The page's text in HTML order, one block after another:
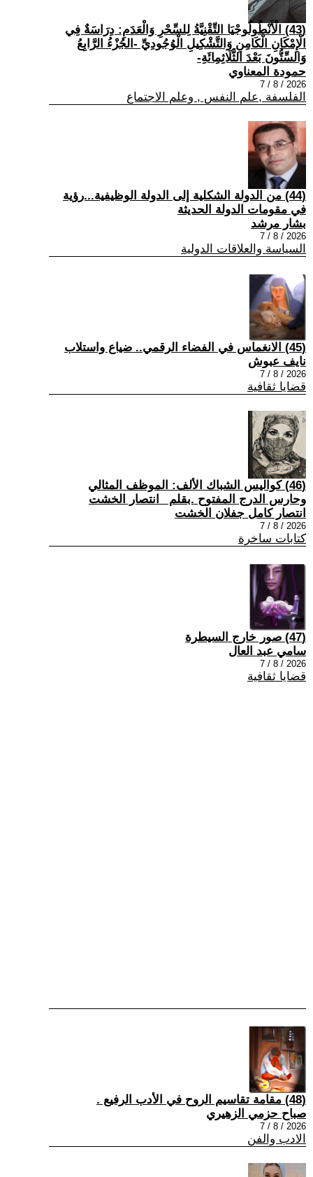
(43) الْأَنْطُولُوجْيَا التِّقْنِيَّةُ لِلسِّحْرِ وَالْعَدَمِ: دِرَاسَةٌ فِي
الْإِمْكَانِ الْكَامِنِ وَالتَّشْكِيلِ الْوُجُودِيِّ -الجُزْءُ الرَّابِعُ
وَالسِّتُّونَ بَعْدَ الثَّلَاثِمِائَةِ-
حمودة المعناوي
2026 / 8 / 7
الفلسفة ,علم النفس , وعلم الاجتماع
(44) من الدولة الشكلية إلى الدولة الوظيفية...رؤية
في مقومات الدولة الحديثة
بشار مرشد
2026 / 8 / 7
السياسة والعلاقات الدولية
(45) الانغماس في الفضاء الرقمي.. ضياع واستلاب
نايف عبوش
2026 / 8 / 7
قضايا ثقافية
(46) كواليس الشباك الألف: الموظف المثالي
وحارس الدرج المفتوح .بقلم _انتصار الخشت
انتصار كامل جفلان الخشت
2026 / 8 / 7
كتابات ساخرة
(47) صور خارج السيطرة
سامي عبد العال
2026 / 8 / 7
قضايا ثقافية
(48) مقامة تقاسيم الروح في الأدب الرفيع .
صباح حزمي الزهيري
2026 / 8 / 7
الادب والفن